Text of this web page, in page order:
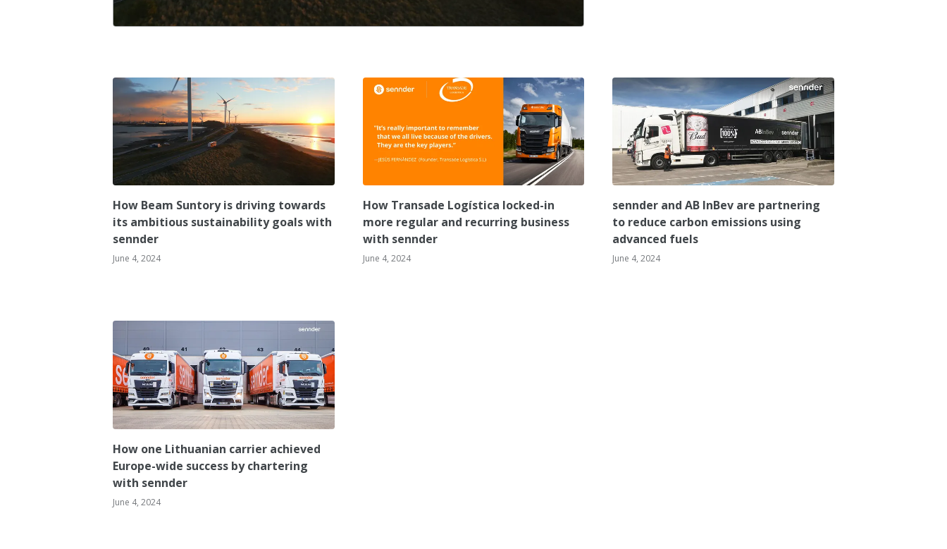
How Beam Suntory is driving towards
its ambitious sustainability goals with
sennder
June 4, 2024
How Transade Logística locked-in
more regular and recurring business
with sennder
June 4, 2024
sennder and AB InBev are partnering
to reduce carbon emissions using
advanced fuels
June 4, 2024
How one Lithuanian carrier achieved
Europe-wide success by chartering
with sennder
June 4, 2024